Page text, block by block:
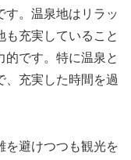
す。温泉地はリラッ
も充実していること
的です。特に温泉と
、充実した時間を過
を避けつつも観光を